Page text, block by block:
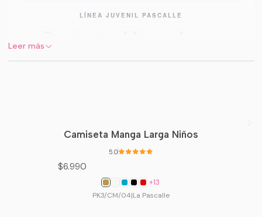
LÍNEA JUVENIL PASCALLE
LOGÍSTICA EFICIENTE
garantizamos un procesamiento ágil
para que recibas tus básicos escolares con la
rapidez que necesitas.
Leer más
Camiseta Manga Larga Niños
5.0
$6.990
+13
PK3/CM/04|La Pascalle